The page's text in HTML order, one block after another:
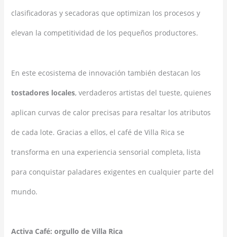
clasificadoras y secadoras que optimizan los procesos y
elevan la competitividad de los pequeños productores.
En este ecosistema de innovación también destacan los
tostadores locales, verdaderos artistas del tueste, quienes
aplican curvas de calor precisas para resaltar los atributos
de cada lote. Gracias a ellos, el café de Villa Rica se
transforma en una experiencia sensorial completa, lista
para conquistar paladares exigentes en cualquier parte del
mundo.
Activa Café: orgullo de Villa Rica